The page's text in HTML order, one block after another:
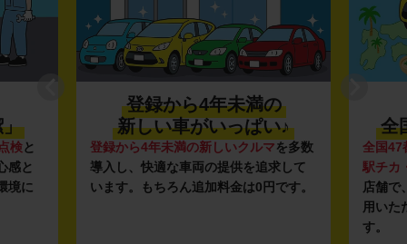
」
検と
感と
境に
登録から4年未満の
新しい車がいっぱい♪
登録から4年未満の新しいクルマを多数
導入し、快適な車両の提供を追求して
います。もちろん追加料金は0円です。
全
全国47
駅チカ
店舗で
用いた
す。